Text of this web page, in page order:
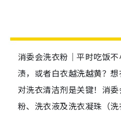
消委会洗衣粉｜平时吃饭
渍，或者白衣越洗越黄？
对洗衣清洁剂是关键！消
粉、洗衣液及洗衣凝珠（洗